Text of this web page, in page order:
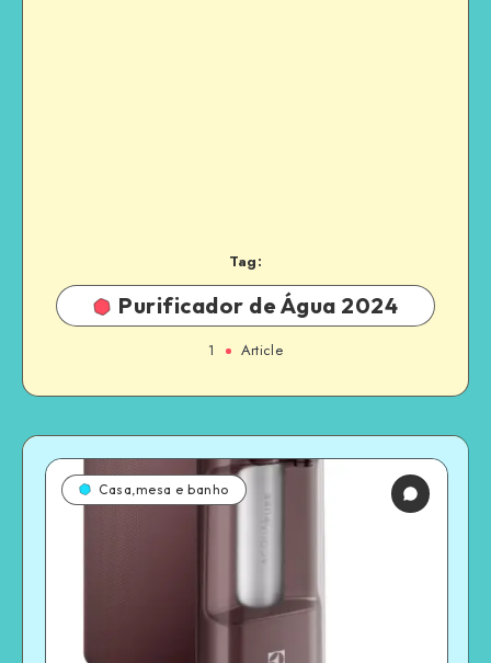
Tag:
Purificador de Água 2024
1 Article
Casa,mesa e banho